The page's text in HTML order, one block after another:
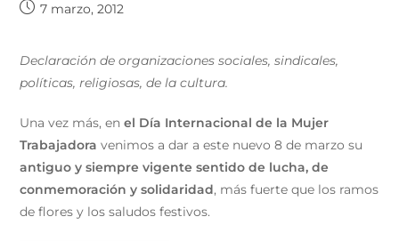
7 marzo, 2012
Declaración de organizaciones sociales, sindicales,
políticas, religiosas, de la cultura.
Una vez más, enel Día Internacional de la Mujer
Trabajadora venimos a dar a este nuevo 8 de marzo su
antiguo y siempre vigente sentido de lucha, de
conmemoración y solidaridad, más fuerte que los ramos
de flores y los saludos festivos.